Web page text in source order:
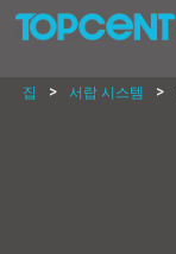
집 > 서랍 시스템 >